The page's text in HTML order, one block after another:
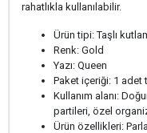
rahatlıkla kullanılabilir.
Ürün tipi: Taşlı
Renk: Gold
Yazı: Queen
Paket içeriği: 1 adet
Kullanım alanı:
partileri, özel
Ürün özellikleri: